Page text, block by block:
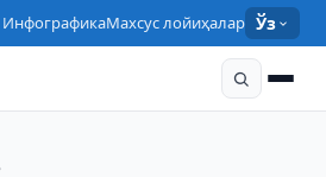
ИнфографикаМахсус лойиҳалар Ўз
›